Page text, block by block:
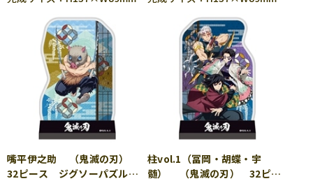
嘴平伊之助 （鬼滅の刃）
32ピース ジグソーパズル
柱vol.1（冨岡・胡蝶・宇
髄） （鬼滅の刃） 32ピー